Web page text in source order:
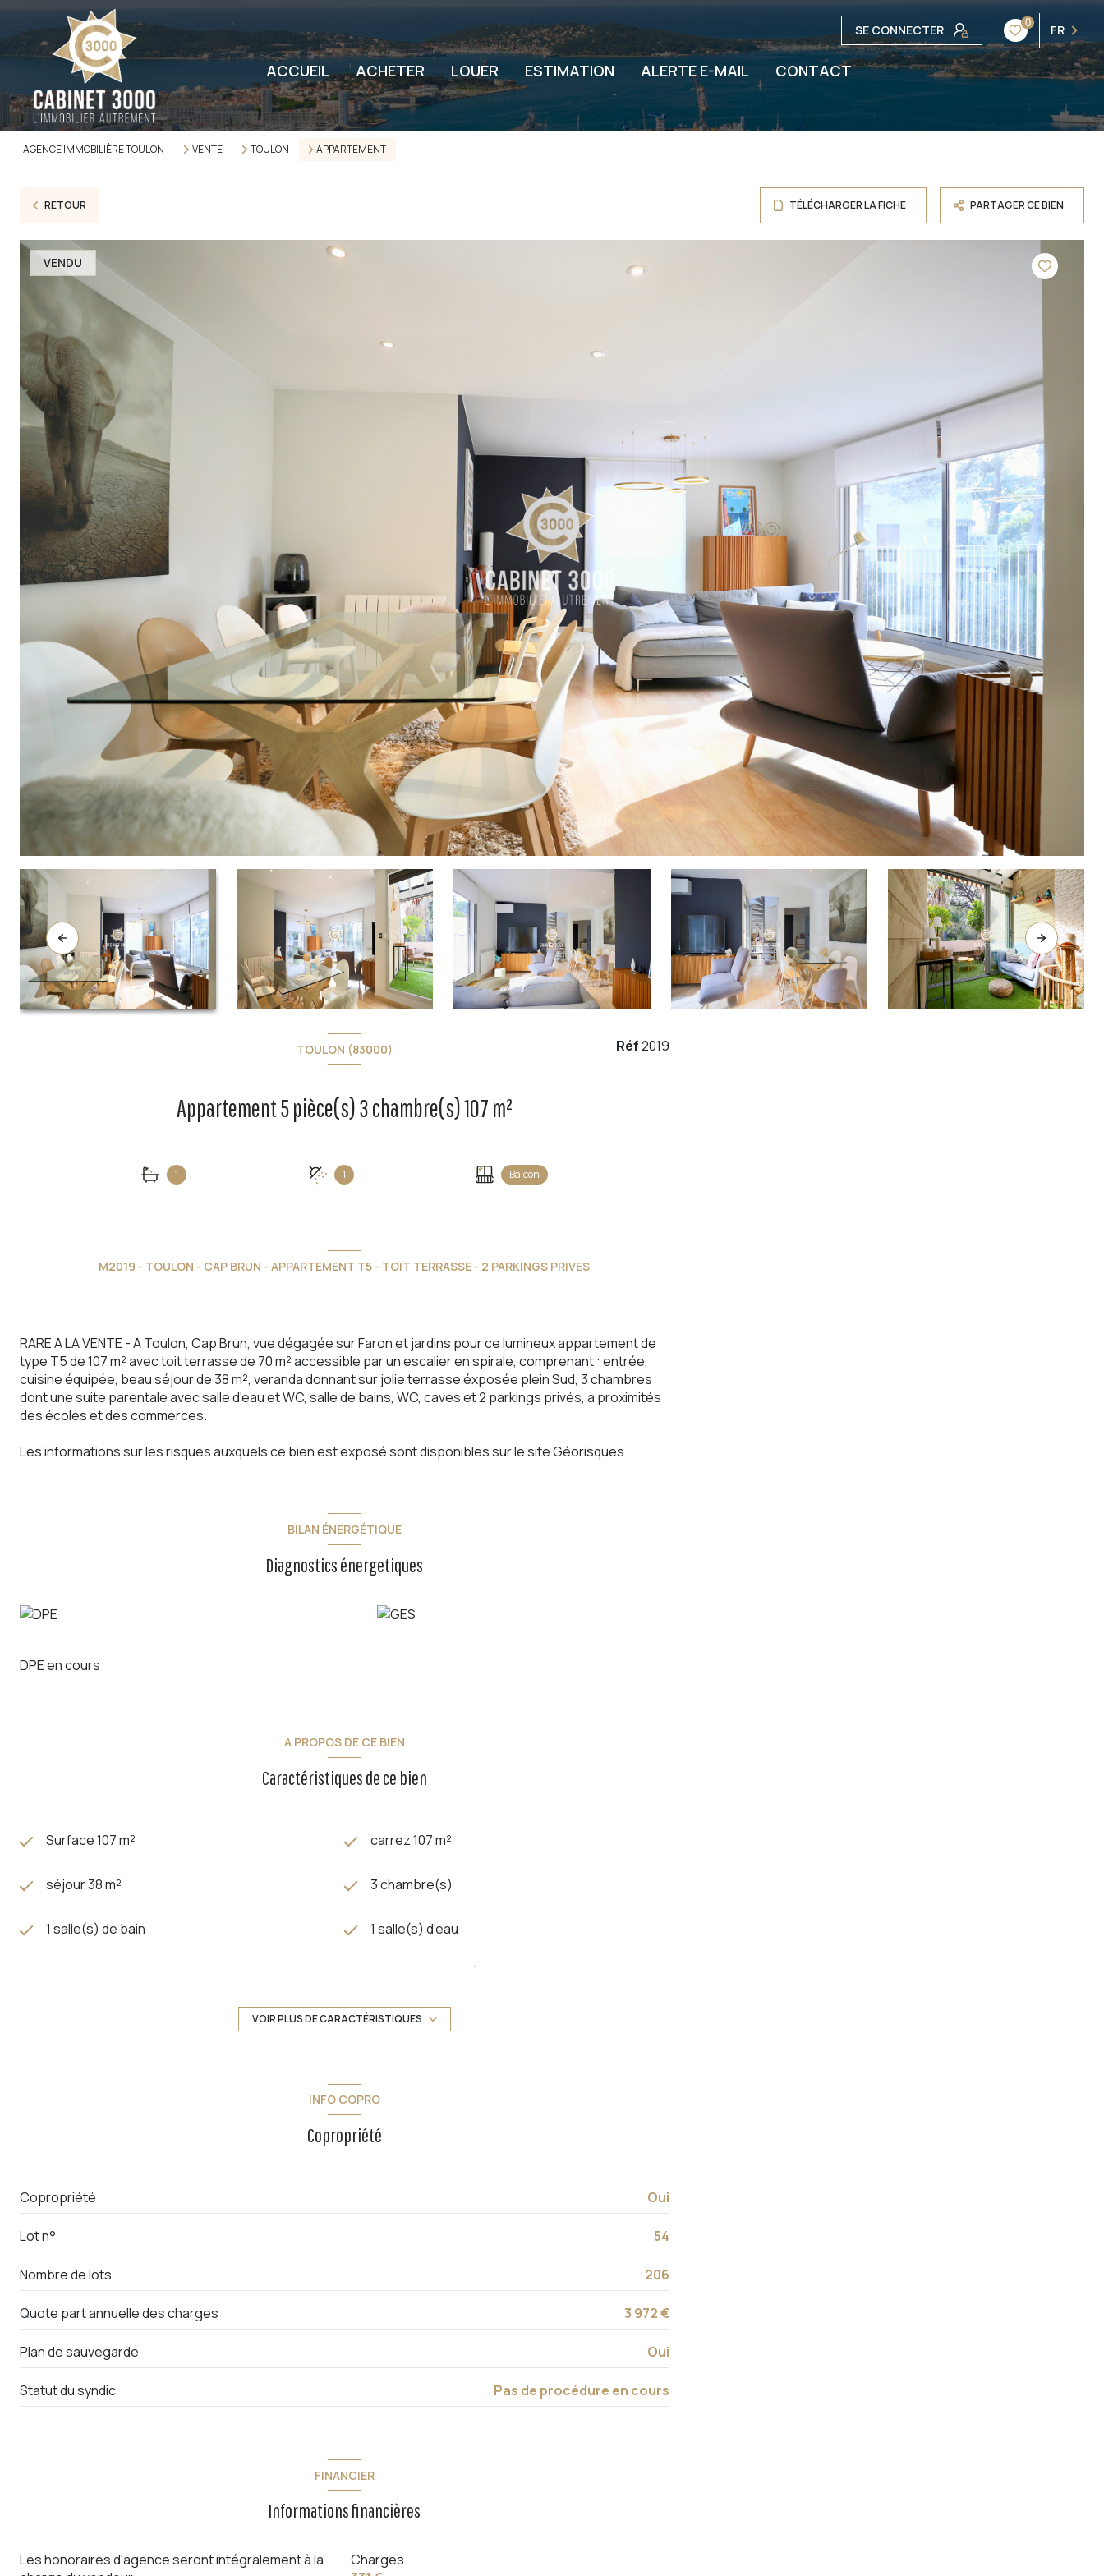
SE CONNECTER 0 FR
ACCUEIL ACHETER LOUER ESTIMATION ALERTE E-MAIL CONTACT
AGENCE IMMOBILIÈRE TOULON VENTE TOULON APPARTEMENT
RETOUR TÉLÉCHARGER LA FICHE PARTAGER CE BIEN
VENDU
TOULON (83000)
Appartement 5 pièce(s) 3 chambre(s) 107 m²
1 1 Balcon
Réf2019
M2019 - TOULON - CAP BRUN - APPARTEMENT T5 - TOIT TERRASSE - 2 PARKINGS PRIVES
RARE A LA VENTE - A Toulon, Cap Brun, vue dégagée sur Faron et jardins pour ce lumineux appartement de
type T5 de 107 m² avec toit terrasse de 70 m² accessible par un escalier en spirale, comprenant : entrée,
cuisine équipée, beau séjour de 38 m², veranda donnant sur jolie terrasse éxposée plein Sud, 3 chambres
dont une suite parentale avec salle d'eau et WC, salle de bains, WC, caves et 2 parkings privés, à proximités
des écoles et des commerces.
Les informations sur les risques auxquels ce bien est exposé sont disponibles sur le siteGéorisques
BILAN ÉNERGÉTIQUE
Diagnostics énergetiques
DPE en cours
A PROPOS DE CE BIEN
Caractéristiques de ce bien
Surface 107 m² carrez 107 m²
séjour 38 m² 3 chambre(s)
1 salle(s) de bain 1 salle(s) d'eau
cuisine séparée (équipée)
exposition Sud
cave
visiophone
VOIR PLUS DE CARACTÉRISTIQUES
INFO COPRO
Copropriété
Copropriété Oui
Lot n° 54
Nombre de lots 206
Quote part annuelle des charges 3 972 €
Plan de sauvegarde Oui
Statut du syndic Pas de procédure en cours
FINANCIER
Informations financières
Les honoraires d'agence seront intégralement à la
Charges